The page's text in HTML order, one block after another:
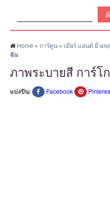
Home » การ์ตูน » เมียร์ แอนด์ มี ผ
ฉัน
ภาพระบายสี การ์
แบ่งปัน: Facebook